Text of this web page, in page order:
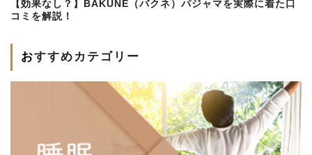
【効果なし？】BAKUNE（バクネ）パジャマを実際に着た口
コミを解説！
おすすめカテゴリー